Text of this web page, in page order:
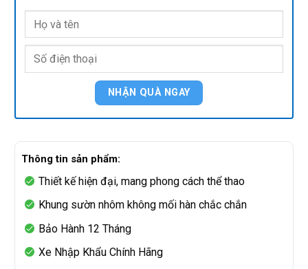
Thông tin sản phẩm:
Thiết kế hiện đại, mang phong cách thể thao
Khung sườn nhôm không mối hàn chắc chắn
Bảo Hành 12 Tháng
Xe Nhập Khẩu Chính Hãng